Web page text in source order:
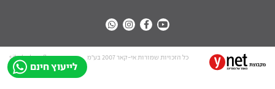
לייעוץ חינם
כל הזכויות שמורות אי-קאר 2007 בע”מ site by tq.soft